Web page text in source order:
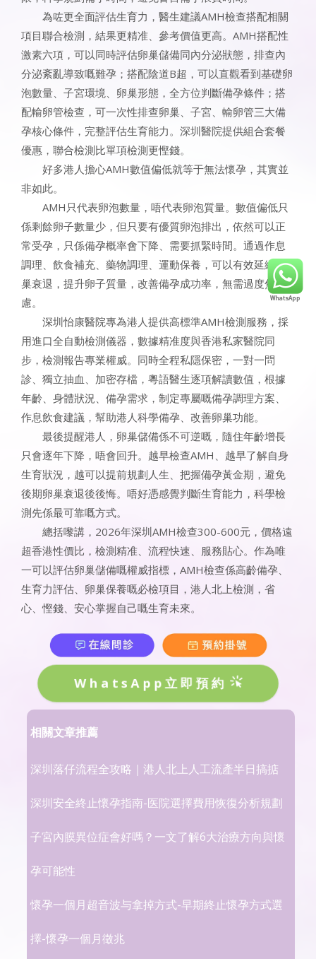
為咗更全面評估生育力，醫生建議AMH檢查搭配相關
項目聯合檢測，結果更精准、參考價值更高。AMH搭配性
激素六項，可以同時評估卵巢儲備同內分泌狀態，排查內
分泌紊亂導致嘅難孕；搭配陰道B超，可以直觀看到基礎卵
泡數量、子宮環境、卵巢形態，全方位判斷備孕條件；搭
配輸卵管檢查，可一次性排查卵巢、子宮、輸卵管三大備
孕核心條件，完整評估生育能力。深圳醫院提供組合套餐
優惠，聯合檢測比單項檢測更慳錢。
好多港人擔心AMH數值偏低就等于無法懷孕，其實並
非如此。
AMH只代表卵泡數量，唔代表卵泡質量。數值偏低只
係剩餘卵子數量少，但只要有優質卵泡排出，依然可以正
常受孕，只係備孕概率會下降、需要抓緊時間。通過作息
調理、飲食補充、藥物調理、運動保養，可以有效延緩卵
巢衰退，提升卵子質量，改善備孕成功率，無需過度焦
慮。
深圳怡康醫院專為港人提供高標準AMH檢測服務，採
用進口全自動檢測儀器，數據精准度與香港私家醫院同
步，檢測報告專業權威。同時全程私隱保密，一對一問
診、獨立抽血、加密存檔，粵語醫生逐項解讀數值，根據
年齡、身體狀況、備孕需求，制定專屬嘅備孕調理方案、
作息飲食建議，幫助港人科學備孕、改善卵巢功能。
最後提醒港人，卵巢儲備係不可逆嘅，隨住年齡增長
只會逐年下降，唔會回升。越早檢查AMH、越早了解自身
生育狀況，越可以提前規劃人生、把握備孕黃金期，避免
後期卵巢衰退後後悔。唔好憑感覺判斷生育能力，科學檢
測先係最可靠嘅方式。
總括嚟講，2026年深圳AMH檢查300-600元，價格遠
超香港性價比，檢測精准、流程快速、服務貼心。作為唯
一可以評估卵巢儲備嘅權威指標，AMH檢查係高齡備孕、
生育力評估、卵巢保養嘅必檢項目，港人北上檢測，省
心、慳錢、安心掌握自己嘅生育未來。
WhatsApp立即預約
相關文章推薦
深圳落仔流程全攻略｜港人北上人工流產半日搞掂
深圳安全終止懷孕指南-医院選擇費用恢復分析規劃
子宮內膜異位症會好嗎？一文了解6大治療方向與懷
孕可能性
懷孕一個月超音波与拿掉方式-早期終止懷孕方式選
擇-懷孕一個月徵兆